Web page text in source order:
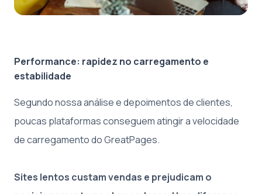
Performance: rapidez no carregamento e
estabilidade
Segundo nossa análise e depoimentos de clientes,
poucas plataformas conseguem atingir a velocidade
de carregamento do GreatPages.
Sites lentos custam vendas e prejudicam o